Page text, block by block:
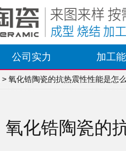
公司实力 加工
> 氧化锆陶瓷的抗热震性性能是怎
氧化锆陶瓷的